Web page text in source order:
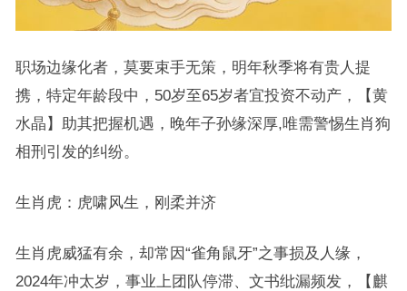
职场边缘化者，莫要束手无策，明年秋季将有贵人提
携，特定年龄段中，50岁至65岁者宜投资不动产，【黄
水晶】助其把握机遇，晚年子孙缘深厚,唯需警惕生肖狗
相刑引发的纠纷。
生肖虎：虎啸风生，刚柔并济
生肖虎威猛有余，却常因“雀角鼠牙”之事损及人缘，
2024年冲太岁，事业上团队停滞、文书纰漏频发，【麒